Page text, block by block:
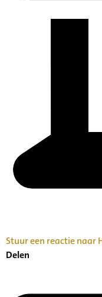
Stuur een reactie naar
Delen